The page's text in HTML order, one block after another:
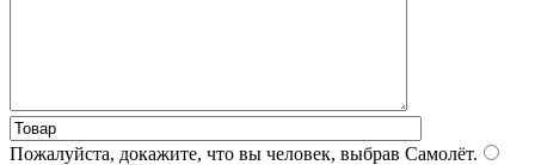
Пожалуйста, докажите, что вы человек, выбрав Самолёт.